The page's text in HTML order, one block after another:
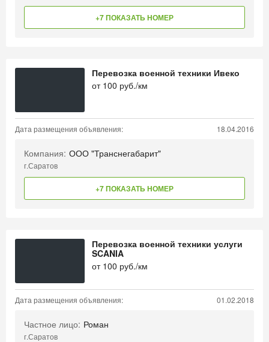
+7 ПОКАЗАТЬ НОМЕР
Перевозка военной техники Ивеко
от 100 руб./км
Дата размещения объявления: 18.04.2016
Компания: ООО "Транснегабарит"
г.Саратов
+7 ПОКАЗАТЬ НОМЕР
Перевозка военной техники услуги
SCANIA
от 100 руб./км
Дата размещения объявления: 01.02.2018
Частное лицо: Роман
г.Саратов